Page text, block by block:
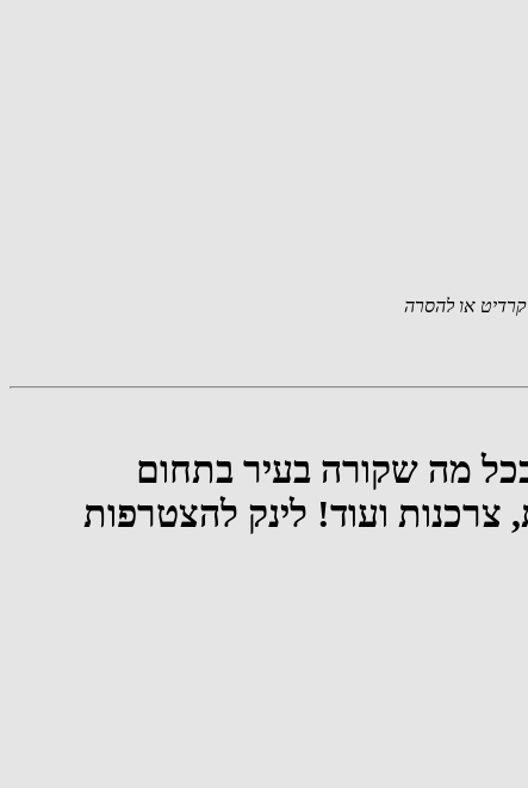
או להסרה
מה שקורה בעיר בתחום
צרכנות ועוד! לינק להצטרפות